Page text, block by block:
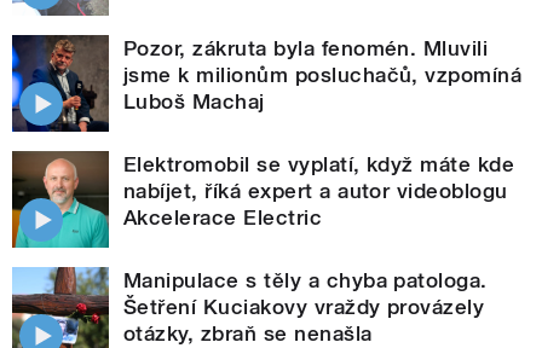
Pozor, zákruta byla fenomén. Mluvili
jsme k milionům posluchačů, vzpomíná
Luboš Machaj
Elektromobil se vyplatí, když máte kde
nabíjet, říká expert a autor videoblogu
Akcelerace Electric
Manipulace s těly a chyba patologa.
Šetření Kuciakovy vraždy provázely
otázky, zbraň se nenašla